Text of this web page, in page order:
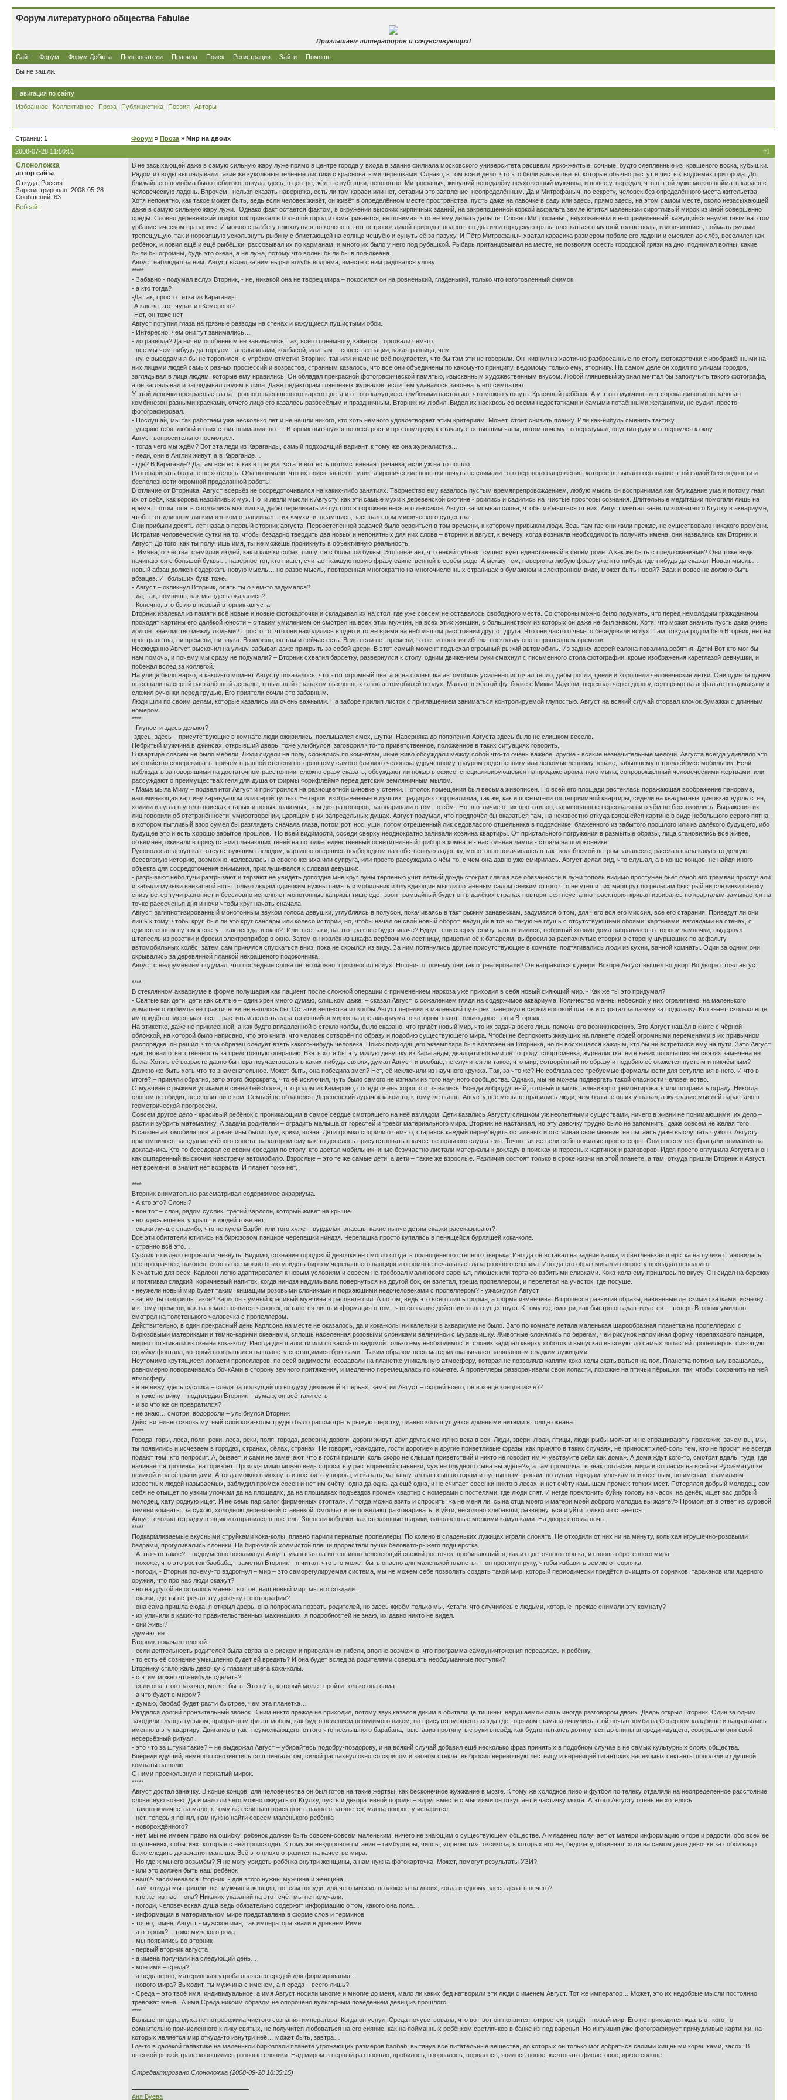
Форум литературного общества Fabulae
Приглашаем литераторов и сочувствующих!
Сайт Форум Форум Дебюта Пользователи Правила Поиск Регистрация Зайти Помощь
Вы не зашли.
Навигация по сайту
Избранное--Коллективное--Проза--Публицистика--Поэзия--Авторы
Страниц: 1 Форум » Проза » Мир на двоих
#1
2008-07-28 11:50:51
Слоноложка
автор сайта
Откуда: Россия
Зарегистрирован: 2008-05-28
Сообщений: 63
Вебсайт
В не засыхающей даже в самую сильную жару луже прямо в центре города у входа в здание филиала московского университета расцвели ярко-жёлтые, сочные, будто слепленные из крашеного воска, кубышки.
Рядом из воды выглядывали такие же кукольные зелёные листики с красноватыми черешками. Однако, в том всё и дело, что это были живые цветы, которые обычно растут в чистых водоёмах пригорода. До
ближайшего водоёма было неблизко, откуда здесь, в центре, жёлтые кубышки, непонятно. Митрофаныч, живущий неподалёку неухоженный мужчина, и вовсе утверждал, что в этой луже можно поймать карася с
человеческую ладонь. Впрочем, нельзя сказать наверняка, есть ли там караси или нет, оставим это заявление неопределённым. Да и Митрофаныч, по секрету, человек без определённого места жительства.
Хотя непонятно, как такое может быть, ведь если человек живёт, он живёт в определённом месте пространства, пусть даже на лавочке в саду или здесь, прямо здесь, на этом самом месте, около незасыхающей
даже в самую сильную жару лужи. Однако факт остаётся фактом, в окружении высоких кирпичных зданий, на закрепощенной коркой асфальта земле ютится маленький сиротливый мирок из иной совершенно
среды. Словно деревенский подросток приехал в большой город и осматривается, не понимая, что же ему делать дальше. Словно Митрофаныч, неухоженный и неопределённый, кажущийся неуместным на этом
урбанистическом празднике. И можно с разбегу плюхнуться по колено в этот островок дикой природы, поднять со дна ил и городскую грязь, плескаться в мутной толще воды, изловчившись, поймать руками
трепещущую, так и норовящую ускользнуть рыбину с блистающей на солнце чешуёю и сунуть её за пазуху. И Пётр Митрофаныч хватал карасика размером поболе его ладони и смеялся до слёз, веселился как
ребёнок, и ловил ещё и ещё рыбёшки, рассовывал их по карманам, и много их было у него под рубашкой. Рыбарь пританцовывал на месте, не позволяя осесть городской грязи на дно, поднимал волны, какие
были бы огромны, будь это океан, а не лужа, потому что волны были бы в пол-океана.
Август наблюдал за ним. Август вслед за ним нырял вглубь водоёма, вместе с ним радовался улову.
*****
- Забавно - подумал вслух Вторник, - не, никакой она не творец мира – покосился он на ровненький, гладенький, только что изготовленный снимок
- а кто тогда?
-Да так, просто тётка из Караганды
-А как же этот чувак из Кемерово?
-Нет, он тоже нет
Август потупил глаза на грязные разводы на стенах и кажущиеся пушистыми обои.
- Интересно, чем они тут занимались…
- до развода? Да ничем особенным не занимались, так, всего понемногу, кажется, торговали чем-то.
- все мы чем-нибудь да торгуем - апельсинами, колбасой, или там… совестью нации, какая разница, чем…
- ну, с выводами я бы не торопился- с упрёком отметил Вторник- так или иначе не всё покупается, что бы там эти не говорили. Он кивнул на хаотично разбросанные по столу фотокарточки с изображёнными на
них лицами людей самых разных профессий и возрастов, странным казалось, что все они объединены по какому-то принципу, ведомому только ему, вторнику. На самом деле он ходил по улицам городов,
заглядывал в лица людям, которые ему нравились. Он обладал прекрасной фотографической памятью, изысканным художественным вкусом. Любой глянцевый журнал мечтал бы заполучить такого фотографа,
а он заглядывал и заглядывал людям в лица. Даже редакторам глянцевых журналов, если тем удавалось завоевать его симпатию.
У этой девочки прекрасные глаза - ровного насыщенного карего цвета и оттого кажущиеся глубокими настолько, что можно утонуть. Красивый ребёнок. А у этого мужчины лет сорока живописно заляпан
комбинезон разными красками, отчего лицо его казалось развесёлым и праздничным. Вторник их любил. Видел их насквозь со всеми недостатками и самыми потаёнными желаниями, не судил, просто
фотографировал.
- Послушай, мы так работаем уже несколько лет и не нашли никого, кто хоть немного удовлетворяет этим критериям. Может, стоит снизить планку. Или как-нибудь сменить тактику.
- уверяю тебя, любой из них стоит внимания, но…- Вторник вытянулся во весь рост и протянул руку к стакану с остывшим чаем, потом почему-то передумал, опустил руку и отвернулся к окну.
Август вопросительно посмотрел:
- тогда чего мы ждём? Вот эта леди из Караганды, самый подходящий вариант, к тому же она журналистка…
- леди, они в Англии живут, а в Караганде…
- где? В Караганде? Да там всё есть как в Греции. Кстати вот есть потомственная гречанка, если уж на то пошло.
Разговаривать больше не хотелось. Оба понимали, что их поиск зашёл в тупик, а иронические попытки ничуть не снимали того нервного напряжения, которое вызывало осознание этой самой бесплодности и
бесполезности огромной проделанной работы.
В отличие от Вторника, Август всерьёз не сосредоточивался на каких-либо занятиях. Творчество ему казалось пустым времяпрепровождением, любую мысль он воспринимал как блуждание ума и потому гнал
их от себя, как корова назойливых мух. Но и лезли мысли к Августу, как эти самые мухи к деревенской скотине - роились и садились на чистые просторы сознания. Длительные медитации помогали лишь на
время. Потом опять сползались мыслишки, дабы переливать из пустого в порожнее весь его лексикон. Август записывал слова, чтобы избавиться от них. Август мечтал завести комнатного Ктулху в аквариуме,
чтобы тот длинным липким языком отлавливал этих «мух», и, неамшись, засыпал сном мифического существа.
Они прибыли десять лет назад в первый вторник августа. Первостепенной задачей было освоиться в том времени, к которому привыкли люди. Ведь там где они жили прежде, не существовало никакого времени.
Истратив человеческие сутки на то, чтобы бездарно твердить два новых и непонятных для них слова – вторник и август, к вечеру, когда возникла необходимость получить имена, они назвались как Вторник и
Август. До того, как ты получишь имя, ты не можешь проникнуть в объективную реальность.
- Имена, отчества, фамилии людей, как и клички собак, пишутся с большой буквы. Это означает, что некий субъект существует единственный в своём роде. А как же быть с предложениями? Они тоже ведь
начинаются с большой буквы… наверное тот, кто пишет, считает каждую новую фразу единственной в своём роде. А между тем, наверняка любую фразу уже кто-нибудь где-нибудь да сказал. Новая мысль…
новый абзац должен содержать новую мысль… но разве мысль, повторенная многократно на многочисленных страницах в бумажном и электронном виде, может быть новой? Эдак и вовсе не должно быть
абзацев. И больших букв тоже.
- Август – окликнул Вторник, опять ты о чём-то задумался?
- да, так, помнишь, как мы здесь оказались?
- Конечно, это было в первый вторник августа.
Вторник извлекал из памяти всё новые и новые фотокарточки и складывал их на стол, где уже совсем не оставалось свободного места. Со стороны можно было подумать, что перед немолодым гражданином
проходят картины его далёкой юности – с таким умилением он смотрел на всех этих мужчин, на всех этих женщин, с большинством из которых он даже не был знаком. Хотя, что может значить пусть даже очень
долгое знакомство между людьми? Просто то, что они находились в одно и то же время на небольшом расстоянии друг от друга. Что они часто о чём-то беседовали вслух. Там, откуда родом был Вторник, нет ни
пространства, ни времени, ни звука. Возможно, он там и сейчас есть. Ведь если нет времени, то нет и понятия «был», поскольку оно в прошедшем времени.
Неожиданно Август выскочил на улицу, забывая даже прикрыть за собой двери. В этот самый момент подъехал огромный рыжий автомобиль. Из задних дверей салона повалила ребятня. Дети! Вот кто мог бы
нам помочь, и почему мы сразу не подумали? – Вторник схватил барсетку, развернулся к столу, одним движением руки смахнул с письменного стола фотографии, кроме изображения кареглазой девчушки, и
побежал вслед за коллегой.
На улице было жарко, в какой-то момент Августу показалось, что этот огромный цвета ясна солнышка автомобиль усиленно источал тепло, дабы росли, цвели и хорошели человеческие детки. Они один за одним
высыпали на серый раскалённый асфальт, в пыльный с запахом выхлопных газов автомобилей воздух. Малыш в жёлтой футболке с Микки-Маусом, переходя через дорогу, сел прямо на асфальте в падмасану и
сложил ручонки перед грудью. Его приятели сочли это забавным.
Люди шли по своим делам, которые казались им очень важными. На заборе прилип листок с приглашением заниматься контролируемой глупостью. Август на всякий случай оторвал клочок бумажки с длинным
номером.
****
- Глупости здесь делают?
-здесь, здесь – присутствующие в комнате люди оживились, послышался смех, шутки. Наверняка до появления Августа здесь было не слишком весело.
Небритый мужчина в джинсах, открывший дверь, тоже улыбнулся, заговорил что-то приветственное, положенное в таких ситуациях говорить.
В квартире совсем не было мебели. Люди сидели на полу, слонялись по комнатам, иные живо обсуждали между собой что-то очень важное, другие - всякие незначительные мелочи. Августа всегда удивляло это
их свойство сопереживать, причём в равной степени потерявшему самого близкого человека удрученному трауром родственнику или легкомысленному зеваке, забывшему в троллейбусе мобильник. Если
наблюдать за говорящими на достаточном расстоянии, сложно сразу сказать, обсуждают ли пожар в офисе, специализирующемся на продаже ароматного мыла, сопровожденный человеческими жертвами, или
рассуждают о преимуществах геля для душа от фирмы «орифлейм» перед детским земляничным мылом.
- Мама мыла Милу – подвёл итог Август и пристроился на разноцветной циновке у стенки. Потолок помещения был весьма живописен. По всей его площади растеклась поражающая воображение панорама,
напоминающая картину карандашом или серой тушью. Её герои, изображенные в лучших традициях сюрреализма, так же, как и посетители гостеприимной квартиры, сидели на квадратных циновках вдоль стен,
ходили из угла в угол в поисках старых и новых знакомых, тем для разговоров, заговаривали о том - о сём. Но, в отличие от их прототипов, нарисованные персонажи ни о чём не беспокоились. Выражения их
лиц говорили об отстранённости, умиротворении, царящем в их запредельных душах. Август подумал, что предпочёл бы оказаться там, на неизвестно откуда взявшейся картине в виде небольшого серого пятна,
в котором пытливый взор сумел бы разглядеть сначала глаза, потом рот, нос, уши, потом отрешенный лик седовласого отшельника в подряснике, блаженного из забытого прошлого или из далёкого будущего, ибо
будущее это и есть хорошо забытое прошлое. По всей видимости, соседи сверху неоднократно заливали хозяина квартиры. От пристального погружения в размытые образы, лица становились всё живее,
объёмнее, оживали в присутствии плавающих теней на потолке: единственный осветительный прибор в комнате - настольная лампа - стояла на подоконнике.
Русоволосая девушка с отсутствующим взглядом, картинно опершись подбородком на собственную ладошку, монотонно покачиваясь в такт колеблемой ветром занавеске, рассказывала какую-то долгую
бессвязную историю, возможно, жаловалась на своего жениха или супруга, или просто рассуждала о чём-то, с чем она давно уже смирилась. Август делал вид, что слушал, а в конце концов, не найдя иного
объекта для сосредоточения внимания, прислушивался к словам девушки:
- разрывают небо тучи разгрызают и терзают не увидеть допоздна мне круг луны терпенью учит летний дождь стократ слагая все обязанности в лужи тополь видимо простужен бьёт озноб его трамваи простучали
и забыли музыки внезапной ноты только людям одиноким нужны память и мобильник и блуждающие мысли потаённым садом свежим оттого что не утешит их маршрут по рельсам быстрый ни слезинки сверху
снизу ветер тучи разгоняет и бессловно исполняет монотонные капризы тише едет звон трамвайный будет он в далёких странах повторяться неустанно траектория кривая извиваясь по кварталам замыкается на
точке рассеченья дня и ночи чтобы круг начать сначала
Август, загипнотизированный монотонным звуком голоса девушки, углубляясь в полусон, покачиваясь в такт рыжим занавескам, задумался о том, для чего вся его миссия, все его старания. Приведут ли они
лишь к тому, чтобы круг, был ли это круг сансары или колесо истории, но, чтобы начал он свой новый оборот, ведущий в точно такую же глушь с отсутствующими обоями, картинами, взглядами на стенах, с
единственным путём к свету – как всегда, в окно? Или, всё-таки, на этот раз всё будет иначе? Вдруг тени сверху, снизу зашевелились, небритый хозяин дома направился в сторону лампочки, выдернул
штепсель из розетки и бросил электроприбор в окно. Затем он извлёк из шкафа верёвочную лестницу, прицепил её к батареям, выбросил за распахнутые створки в сторону шуршащих по асфальту
автомобильных колёс, затем сам принялся спускаться вниз, пока не скрылся из виду. За ним потянулись другие присутствующие в комнате, подтягивались люди из кухни, ванной комнаты. Один за одним они
скрывались за деревянной планкой некрашеного подоконника.
Август с недоумением подумал, что последние слова он, возможно, произносил вслух. Но они-то, почему они так отреагировали? Он направился к двери. Вскоре Август вышел во двор. Во дворе стоял август.
****
В стеклянном аквариуме в форме полушария как пациент после сложной операции с применением наркоза уже приходил в себя новый сияющий мир. - Как же ты это придумал?
- Святые как дети, дети как святые – один хрен много думаю, слишком даже, – сказал Август, с сожалением глядя на содержимое аквариума. Количество манны небесной у них ограничено, на маленького
домашнего любимца её практически не нашлось бы. Остатки вещества из колбы Август перелил в маленький пузырёк, завернул в серый носовой платок и спрятал за пазуху за подкладку. Кто знает, сколько ещё
им придётся здесь маяться – растить и лелеять едва теплящийся мирок на дне аквариума, о котором знают только двое - он и Вторник.
На этикетке, даже не приклеенной, а как будто вплавленной в стекло колбы, было сказано, что грядёт новый мир, что их задача всего лишь помочь его возникновению. Это Август нашёл в книге с чёрной
обложкой, на которой было написано, что это книга, что человек сотворён по образу и подобию существующего мира. Чтобы не беспокоить живущих на планете людей огромными переменами в их привычном
распорядке, он решил, что за образец следует взять какого-нибудь человека. Поиск подходящего экземпляра был возложен на Вторника, но он восхищался каждым, кто бы ни встретился ему на пути. Зато Август
чувствовал ответственность за предстоящую операцию. Взять хотя бы эту милую девушку из Караганды, двадцати восьми лет отроду: спортсменка, журналистка, ни в каких порочащих её связях замечена не
была. Хотя в её возрасте давно бы пора поучаствовать в каких-нибудь связях, думал Август, и вообще, не случится ли такое, что мир, сотворённый по образу и подобию её окажется пустым и никчёмным?
Должно же быть хоть что-то знаменательное. Может быть, она победила змея? Нет, её исключили из научного кружка. Так, за что же? Не соблюла все требуемые формальности для вступления в него. И что в
итоге? – приняли обратно, зато этого бюрократа, что её исключил, чуть было самого не изгнали из того научного сообщества. Однако, мы не можем подвергать такой опасности человечество.
О мужчине с рыжими усиками в синей бейсболке, что родом из Кемерово, соседи очень хорошо отзывались. Всегда добродушный, готовый помочь телевизор отремонтировать или поправить ограду. Никогда
словом не обидит, не спорит ни с кем. Семьёй не обзавёлся. Деревенский дурачок какой-то, к тому же пьянь. Августу всё меньше нравились люди, чем больше он их узнавал, а жужжание мыслей нарастало в
геометрической прогрессии.
Совсем другое дело - красивый ребёнок с проникающим в самое сердце смотрящего на неё взглядом. Дети казались Августу слишком уж неопытными существами, ничего в жизни не понимающими, их дело –
расти и зубрить математику. А задача родителей – оградить малыша от горестей и тревог материального мира. Вторник не настаивал, но эту девочку трудно было не запомнить, даже совсем не желая того.
В салоне автомобиля цвета ржавчины были шум, крики, возня. Дети громко спорили о чём-то, стараясь каждый переубедить остальных и отстаивая своё мнение, не пытаясь даже выслушать чужого. Августу
припомнилось заседание учёного совета, на котором ему как-то довелось присутствовать в качестве вольного слушателя. Точно так же вели себя пожилые профессоры. Они совсем не обращали внимания на
докладчика. Кто-то беседовал со своим соседом по столу, кто достал мобильник, иные безучастно листали материалы к докладу в поисках интересных картинок и разговоров. Идея просто оглушила Августа и он
как ошпаренный выскочил навстречу автомобилю. Взрослые – это те же самые дети, а дети – такие же взрослые. Различия состоят только в сроке жизни на этой планете, а там, откуда пришли Вторник и Август,
нет времени, а значит нет возраста. И планет тоже нет.
****
Вторник внимательно рассматривал содержимое аквариума.
- А кто это? Слоны?
- вон тот – слон, рядом суслик, третий Карлсон, который живёт на крыше.
- но здесь ещё нету крыш, и людей тоже нет.
- скажи лучше спасибо, что не кукла Барби, или того хуже – вурдалак, знаешь, какие нынче детям сказки рассказывают?
Все эти обитатели ютились на бирюзовом панцире черепашки ниндзя. Черепашка просто купалась в пенящейся бурлящей кока-коле.
- странно всё это…
Суслик то и дело норовил исчезнуть. Видимо, сознание городской девочки не смогло создать полноценного степного зверька. Иногда он вставал на задние лапки, и светленькая шерстка на пузике становилась
всё прозрачнее, наконец, сквозь неё можно было увидеть бирюзу черепашьего панциря и огромные печальные глаза розового слоника. Иногда его образ мигал и попросту пропадал ненадолго.
К счастью для всех, Карлсон легко адаптировался к новым условиям и совсем не требовал малинового варенья, плюшек или торта со взбитыми сливками. Кока-кола ему пришлась по вкусу. Он сидел на бережку
и потягивал сладкий коричневый напиток, когда ниндзя надумывала повернуться на другой бок, он взлетал, треща пропеллером, и перелетал на участок, где посуше.
- неужели новый мир будет таким: кишащим розовыми слониками и порхающими недочеловеками с пропеллером? - ужаснулся Август
- зачем ты говоришь такое? Карлсон - умный красивый мужчина в расцвете сил. А потом, ведь это всего лишь форма, а форма изменчива. В процессе развития образы, навеянные детскими сказками, исчезнут,
и к тому времени, как на земле появится человек, останется лишь информация о том, что сознание действительно существует. К тому же, смотри, как быстро он адаптируется. – теперь Вторник умильно
смотрел на толстенького человечка с пропеллером.
Действительно, в один прекрасный день Карлсона на месте не оказалось, да и кока-колы ни капельки в аквариуме не было. Зато по комнате летала маленькая шарообразная планетка на пропеллерах, с
бирюзовыми материками и тёмно-карими океанами, сплошь населённая розовыми слониками величиной с муравьишку. Животные слонялись по берегам, чей рисунок напоминал форму черепахового панциря,
мирно потягивали из океана кока-колу. Иногда для шалости или по какой-то ведомой только ему необходимости, слоник задирал кверху хоботок и выпускал высокую, до самых лопастей пропеллеров, сияющую
струйку фонтана, который возвращался на планету светящимися брызгами. Таким образом весь материк оказывался заляпанным сладким лужицами.
Неутомимо крутящиеся лопасти пропеллеров, по всей видимости, создавали на планетке уникальную атмосферу, которая не позволяла каплям кока-колы скатываться на пол. Планетка потихоньку вращалась,
равномерно поворачиваясь бочкАми в сторону земного притяжения, и медленно перемещалась по комнате. А пропеллеры разворачивали свои лопасти, похожие на птичьи пёрышки, так, чтобы сохранить на ней
атмосферу.
- я не вижу здесь суслика – следя за ползущей по воздуху диковиной в перьях, заметил Август – скорей всего, он в конце концов исчез?
- я тоже не вижу – подтвердил Вторник – думаю, он всё-таки есть
- и во что же он превратился?
- не знаю… смотри, водоросли – улыбнулся Вторник
Действительно сквозь мутный слой кока-колы трудно было рассмотреть рыжую шерстку, плавно колышущуюся длинными нитями в толще океана.
*****
Города, горы, леса, поля, реки, леса, реки, поля, города, деревни, дороги, дороги живут, друг друга сменяя из века в век. Люди, звери, люди, птицы, люди-рыбы молчат и не спрашивают у прохожих, зачем вы, мы,
ты появились и исчезаем в городах, странах, сёлах, странах. Не говорят, «заходите, гости дорогие» и другие приветливые фразы, как принято в таких случаях, не приносят хлеб-соль тем, кто не просит, не всегда
подают тем, кто попросит. А, бывает, и сами не замечают, что в гости пришли, коль скоро не слышат приветствий и никто не говорит им «чувствуйте себя как дома». А дома ждут кого-то, смотрят вдаль, туда, где
начинается тропинка, на горизонт. Проходя мимо можно ведь спросить у растворённой ставенки, «уж не блудного сына вы ждёте?», а там промолчат в знак согласия, мира и согласия на всей на Руси-матушке
великой и за её границами. А тогда можно вздохнуть и постоять у порога, и сказать, «а заплутал ваш сын по горам и пустынным тропам, по лугам, городам, улочкам неизвестным, по именам –фамилиям
известных людей называемых, заблудил промеж сосен и нет им счёту- одна да одна, да ещё одна, и не считает сосенки никто в лесах, и нет счёту камышам промеж топких мест. Потерялся добрый молодец, сам
себя не отыщет по узким улочкам да на площадях, да на площадках подъездов промеж квартир с номерами с постелями, где люди спят. И негде преклонить буйну голову на часок, на денёк, ищет вас добрый
молодец, хату родную ищет. И не семь пар сапог фирменных стоптал». И тогда можно взять и спросить: «а не меня ли, сына отца моего и матери моей доброго молодца вы ждёте?» Промолчат в ответ из суровой
темени комнаты, за сухою, холодною деревянной ставенкой, смолчат и не пожелают разговаривать, и уйти, несолоно хлебавши, развернуться и уйти только и останется.
Август сложил тетрадку в ящик и отправился в постель. Звенели кобылки, как стеклянные шарики, наполненные мелкими камушками. На дворе стояла ночь.
*****
Подкармливаемые вкусными струйками кока-колы, плавно парили пернатые пропеллеры. По колено в сладеньких лужицах играли слонята. Не отходили от них ни на минуту, колыхая игрушечно-розовыми
бёдрами, прогуливались слоники. На бирюзовой холмистой плеши прорастали пучки беловато-рыжего подшерстка.
- А это что такое? – недоуменно воскликнул Август, указывая на интенсивно зеленеющий свежий росточек, пробивающийся, как из цветочного горшка, из вновь обретённого мира.
- похоже, что это росток баобаба, - заметил Вторник – я читал, что это может быть опасно для маленькой планеты. – он протянул руку, чтобы избавить землю от сорняка.
- погоди, - Вторник почему-то вздрогнул – мир – это саморегулируемая система, мы не можем себе позволить создать такой мир, который периодически придётся очищать от сорняков, тараканов или ядерного
оружия, что про нас люди скажут?
- но на другой не осталось манны, вот он, наш новый мир, мы его создали…
- скажи, где ты встречал эту девочку с фотографии?
- она сама пришла сюда, я открыл дверь, она попросила позвать родителей, но здесь живём только мы. Кстати, что случилось с людьми, которые прежде снимали эту комнату?
- их уличили в каких-то правительственных махинациях, я подробностей не знаю, их давно никто не видел.
- они живы?
-думаю, нет
Вторник покачал головой:
- если деятельность родителей была связана с риском и привела к их гибели, вполне возможно, что программа самоуничтожения передалась и ребёнку.
- то есть её сознание умышленно будет ей вредить? И она будет вслед за родителями совершать необдуманные поступки?
Вторнику стало жаль девочку с глазами цвета кока-колы.
- с этим можно что-нибудь сделать?
- если она этого захочет, может быть. Это путь, который может пройти только она сама
- а что будет с миром?
- думаю, баобаб будет расти быстрее, чем эта планетка…
Раздался долгий пронзительный звонок. К ним никто прежде не приходил, потому звук казался диким в обиталище тишины, нарушаемой лишь иногда разговором двоих. Дверь открыл Вторник. Один за одним
заходили Глупцы гуськом, призрачным флэш-мобом, как будто велением невидимого никем, но присутствующего всегда где-то рядом шамана очнулись этой ночью зомби на Северном кладбище и направились
именно в эту квартиру. Двигаясь в такт неумолкающего, оттого что неслышного барабана, выставив протянутые руки вперёд, как будто пытаясь дотянуться до спины впереди идущего, совершали они свой
несерьёзный ритуал.
- это что за штуки такие? – не выдержал Август – убирайтесь подобру-поздорову, и на всякий случай добавил ещё несколько фраз принятых в подобном случае в не самых культурных слоях общества.
Впереди идущий, немного повозившись со шпингалетом, силой распахнул окно со скрипом и звоном стекла, выбросил веревочную лестницу и вереницей гигантских насекомых сектанты поползли из душной
комнаты на волю.
С ними проскользнул и пернатый мирок.
*****
Август достал заначку. В конце концов, для человечества он был готов на такие жертвы, как бесконечное жужжание в мозге. К тому же холодное пиво и футбол по телеку отдаляли на неопределённое расстояние
словесную возню. Да и мало ли чего можно ожидать от Ктулху, пусть и декоративной породы – вдруг вместе с мыслями он откушает и частичку мозга. А этого Августу очень не хотелось.
- такого количества мало, к тому же если наш поиск опять надолго затянется, манна попросту испарится.
- нет, теперь я понял, нам нужно найти совсем маленького ребёнка
- новорождённого?
- нет, мы не имеем право на ошибку, ребёнок должен быть совсем-совсем маленьким, ничего не знающим о существующем обществе. А младенец получает от матери информацию о горе и радости, обо всех её
ощущениях, событиях, которые с ней происходят. К тому же нездоровое питание – гамбургеры, чипсы, «прелести» токсикоза, в которых его же, бедолагу, обвиняют, хотя на самом деле девочке за собой надо
было следить до зачатия малыша. Всё это плохо отразится на качестве мира.
- Но где ж мы его возьмём? Я не могу увидеть ребёнка внутри женщины, а нам нужна фотокарточка. Может, помогут результаты УЗИ?
- или это должен быть наш ребёнок
- наш?- засомневался Вторник, - для этого нужны мужчина и женщина…
- там, откуда мы пришли, нет мужчин и женщин, но, сам посуди, для чего миссия возложена на двоих, когда и одному здесь делать нечего?
- кто же из нас – она? Никаких указаний на этот счёт мы не получали.
- погоди, человеческая душа ведь обязательно содержит информацию о том, какого она пола…
- информация в материальном мире представлена в форме слов и терминов.
- точно, имён! Август - мужское имя, так императора звали в древнем Риме
- а вторник? – тоже мужского рода
- мы появились во вторник
- первый вторник августа
- а имена получали на следующий день…
- моё имя – среда?
- а ведь верно, материнская утроба является средой для формирования…
- нового мира? Выходит, ты мужчина с именем, а я среда – всего лишь?
- Среда – это твоё имя, индивидуальное, а имя Август носили многие и многие до меня, мало ли каких бед натворили эти люди с именем Август. Тот же император… Может, это их недобрые мысли постоянно
тревожат меня. А имя Среда никоим образом не опорочено вульгарным поведением девиц из прошлого.
****
Больше ни одна муха не потревожила чистого сознания императора. Когда он уснул, Среда почувствовала, что вот-вот он появится, откроется, грядёт - новый мир. Его не приходится ждать от кого-то
сомнительно причисленного к лику святых, не получится любоваться на его сияние, как на пойманных ребёнком светлячков в банке из-под варенья. Но интуиция уже фотографирует причудливые картинки, на
которых является мир откуда-то изнутри неё… может быть, завтра…
Где-то в далёкой галактике на маленькой бирюзовой планете угрожающих размеров баобаб, вытянув все питательные вещества, до которых он только мог добраться своими хищными корешками, засох. В
высокой рыжей траве копошились розовые слоники. Над миром в первый раз взошло, пробилось, взорвалось, ворвалось, явилось новое, желтовато-фиолетовое, яркое солнце.
Отредактировано Слоноложка (2008-09-28 18:35:15)
Аня Вуева